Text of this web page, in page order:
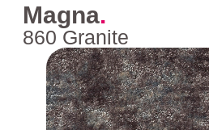
Magna.
860 Granite